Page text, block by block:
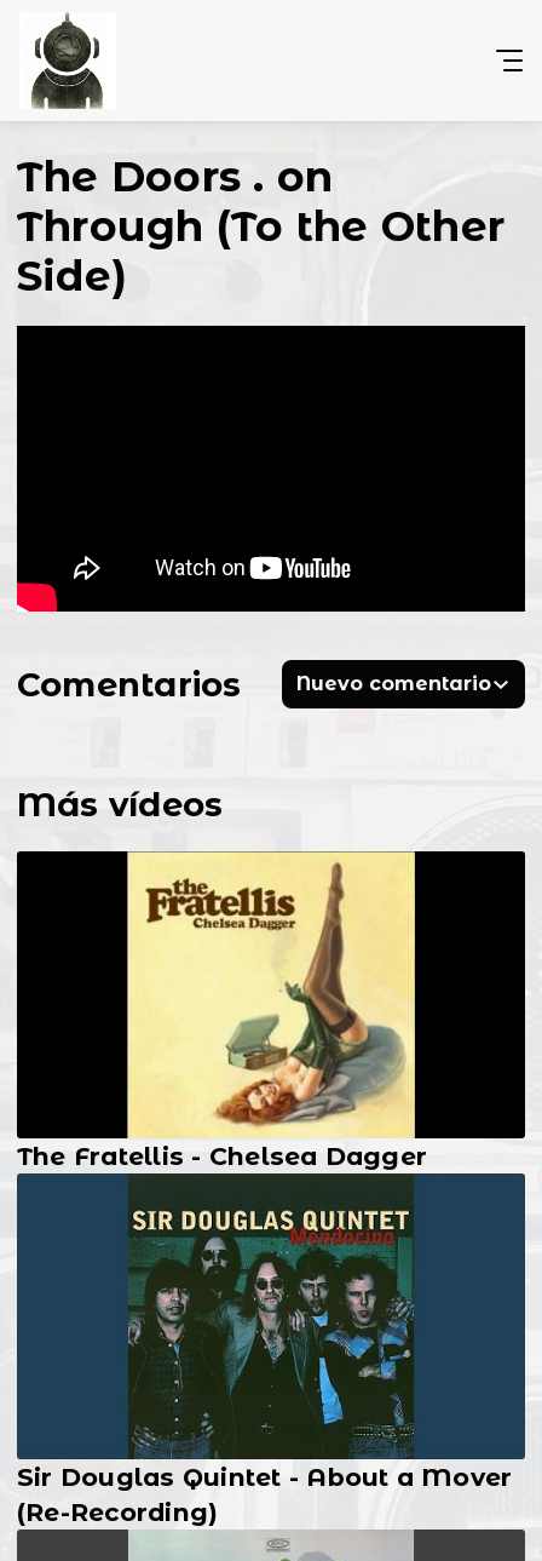
The Doors . on
Through (To the Other
Side)
Más vídeos
The Fratellis - Chelsea Dagger
Sir Douglas Quintet - About a Mover
(Re-Recording)
Comentarios Nuevo comentario